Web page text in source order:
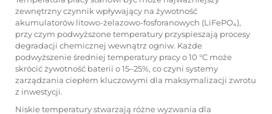
zewnętrzny czynnik wpływający na żywotność
akumulatorów litowo-żelazowo-fosforanowych (LiFePO₄),
przy czym podwyższone temperatury przyspieszają procesy
degradacji chemicznej wewnątrz ogniw. Każde
podwyższenie średniej temperatury pracy o 10 °C może
skrócić żywotność baterii o 15–25%, co czyni systemy
zarządzania ciepłem kluczowymi dla maksymalizacji zwrotu
z inwestycji.
Niskie temperatury stwarzają różne wyzwania dla